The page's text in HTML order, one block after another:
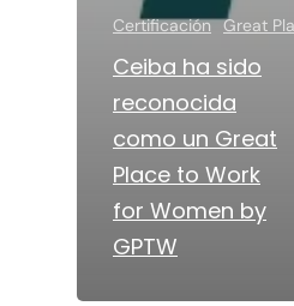
Certificación Great
Ceiba ha sido
reconocida
como un Great
Place to Work
for Women by
GPTW